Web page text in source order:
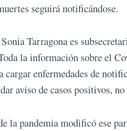
seguirá notificándose.
Tarragona es
la información sobre el
cargar enfermedades de
aviso de casos positivos,
la pandemia modificó ese